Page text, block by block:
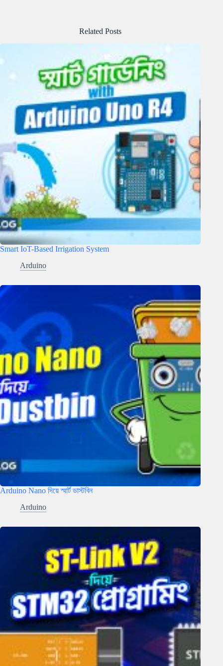
Related Posts
Smart IoT-Based Irrigation System
Arduino
Arduino Nano দিয়ে স্মার্ট ডাস্টবিন
Arduino